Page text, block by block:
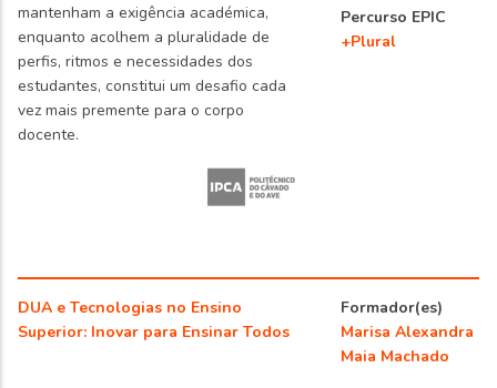
mantenham a exigência académica,
enquanto acolhem a pluralidade de
perfis, ritmos e necessidades dos
estudantes, constitui um desafio cada
vez mais premente para o corpo
docente.
Percurso EPIC
+Plural
DUA e Tecnologias no Ensino
Superior: Inovar para Ensinar Todos
Formador(es)
Marisa Alexandra
Maia Machado